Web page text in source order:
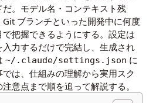
。モデル名・コンテキスト残
ブランチといった開発中に何度
把握できるようにする。設定は
力するだけで完結し、生成され
~/.claude/settings.json に
は、仕組みの理解から実用スク
意点まで順を追って解説する。